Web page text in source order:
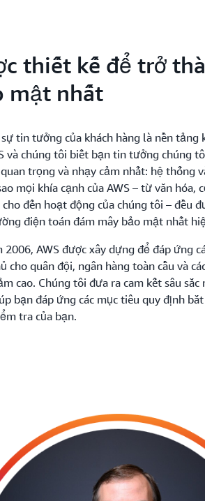
thiết kế để trở
mật nhất
tin tưởng của khách hàng là nền tảng
và chúng tôi biết bạn tin tưởng chúng
trọng và nhạy cảm nhất: hệ thống
mọi khía cạnh của AWS – từ văn hóa,
đến hoạt động của chúng tôi – đều
điện toán đám mây bảo mật nhất
2006, AWS được xây dựng để đáp ứng
cho quân đội, ngân hàng toàn cầu và
cao. Chúng tôi đưa ra cam kết sâu
bạn đáp ứng các mục tiêu quy định
tra của bạn.